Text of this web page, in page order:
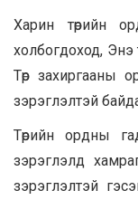
Харин төрийн
холбогдоход, Энэ
Төр захиргааны
зэрэглэлтэй
Төрийн ордны
зэрэглэлд
зэрэглэлтэй